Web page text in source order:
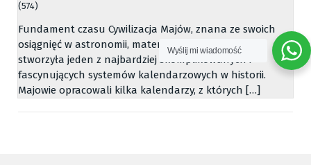
(574)
Fundament czasu Cywilizacja Majów, znana ze swoich
osiągnięć w astronomii, matematyce i architekturze,
stworzyła jeden z najbardziej skomplikowanych i
fascynujących systemów kalendarzowych w historii.
Majowie opracowali kilka kalendarzy, z których […]
Wyślij mi wiadomość